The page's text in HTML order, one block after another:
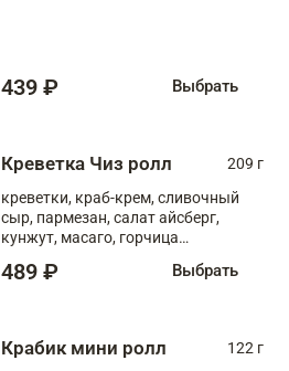
439 ₽ Выбрать
Креветка Чиз ролл
209 г
креветки, краб-крем, сливочный
сыр, пармезан, салат айсберг,
кунжут, масаго, горчица
489 ₽ Выбрать
Крабик мини ролл
122 г